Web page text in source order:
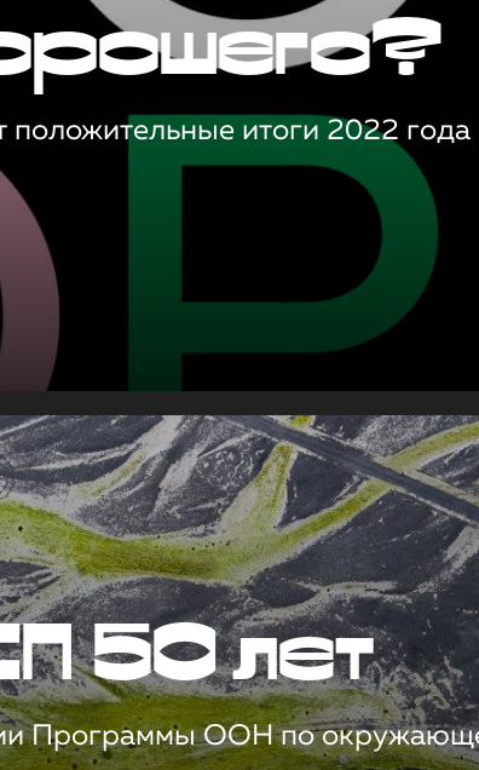
положительные итоги 2022 года
50 лет
Программы ООН по